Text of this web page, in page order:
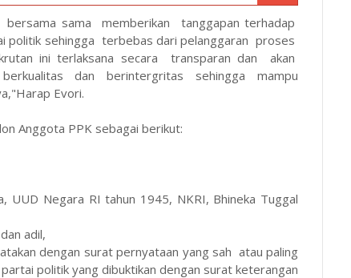
sama memberikan tanggapan terhadap
sehingga terbebas dari pelanggaran proses
ini terlaksana secara transparan dan akan
dan berintergritas sehingga mampu
Evori.
Anggota PPK sebagai berikut:
UUD Negara RI tahun 1945, NKRI, Bhineka Tuggal
adil,
dengan surat pernyataan yang sah atau paling
politik yang dibuktikan dengan surat keterangan